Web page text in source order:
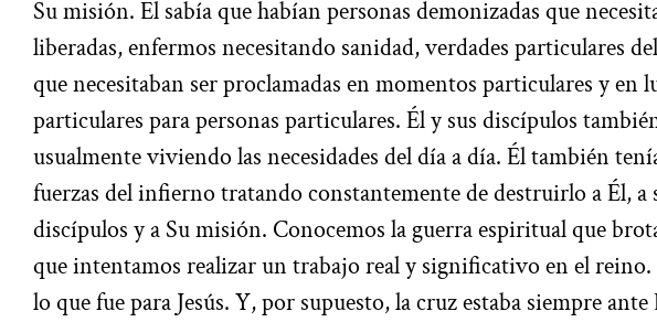
Su misión. Él sabía que habían personas demonizadas que
liberadas, enfermos necesitando sanidad, verdades particulares
que necesitaban ser proclamadas en momentos particulares y en
particulares para personas particulares. Él y sus discípulos
usualmente viviendo las necesidades del día a día. Él también
fuerzas del infierno tratando constantemente de destruirlo a Él, a
discípulos y a Su misión. Conocemos la guerra espiritual que
que intentamos realizar un trabajo real y significativo en el
lo que fue para Jesús. Y, por supuesto, la cruz estaba siempre ante